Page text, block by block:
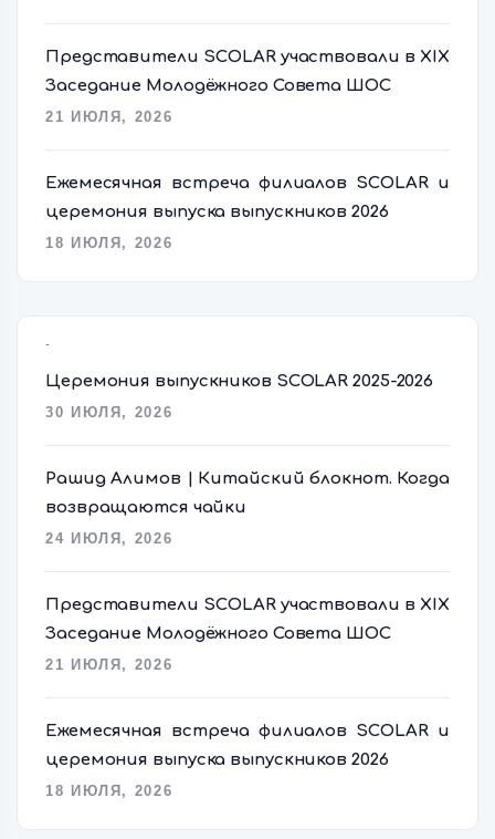
Представители SCOLAR участвовали в XIX
Заседание Молодёжного Совета ШОС
21 ИЮЛЯ, 2026
Ежемесячная встреча филиалов SCOLAR и
церемония выпуска выпускников 2026
18 ИЮЛЯ, 2026
Церемония выпускников SCOLAR 2025-2026
30 ИЮЛЯ, 2026
Рашид Алимов | Китайский блокнот. Когда
возвращаются чайки
24 ИЮЛЯ, 2026
Представители SCOLAR участвовали в XIX
Заседание Молодёжного Совета ШОС
21 ИЮЛЯ, 2026
Ежемесячная встреча филиалов SCOLAR и
церемония выпуска выпускников 2026
18 ИЮЛЯ, 2026